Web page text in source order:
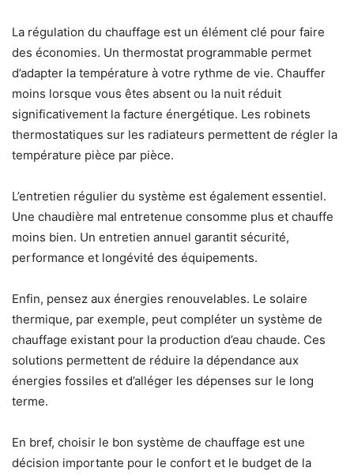
La régulation du chauffage est un élément clé pour faire
des économies. Un thermostat programmable permet
d’adapter la température à votre rythme de vie. Chauffer
moins lorsque vous êtes absent ou la nuit réduit
significativement la facture énergétique. Les robinets
thermostatiques sur les radiateurs permettent de régler la
température pièce par pièce.
L’entretien régulier du système est également essentiel.
Une chaudière mal entretenue consomme plus et chauffe
moins bien. Un entretien annuel garantit sécurité,
performance et longévité des équipements.
Enfin, pensez aux énergies renouvelables. Le solaire
thermique, par exemple, peut compléter un système de
chauffage existant pour la production d’eau chaude. Ces
solutions permettent de réduire la dépendance aux
énergies fossiles et d’alléger les dépenses sur le long
terme.
En bref, choisir le bon système de chauffage est une
décision importante pour le confort et le budget de la